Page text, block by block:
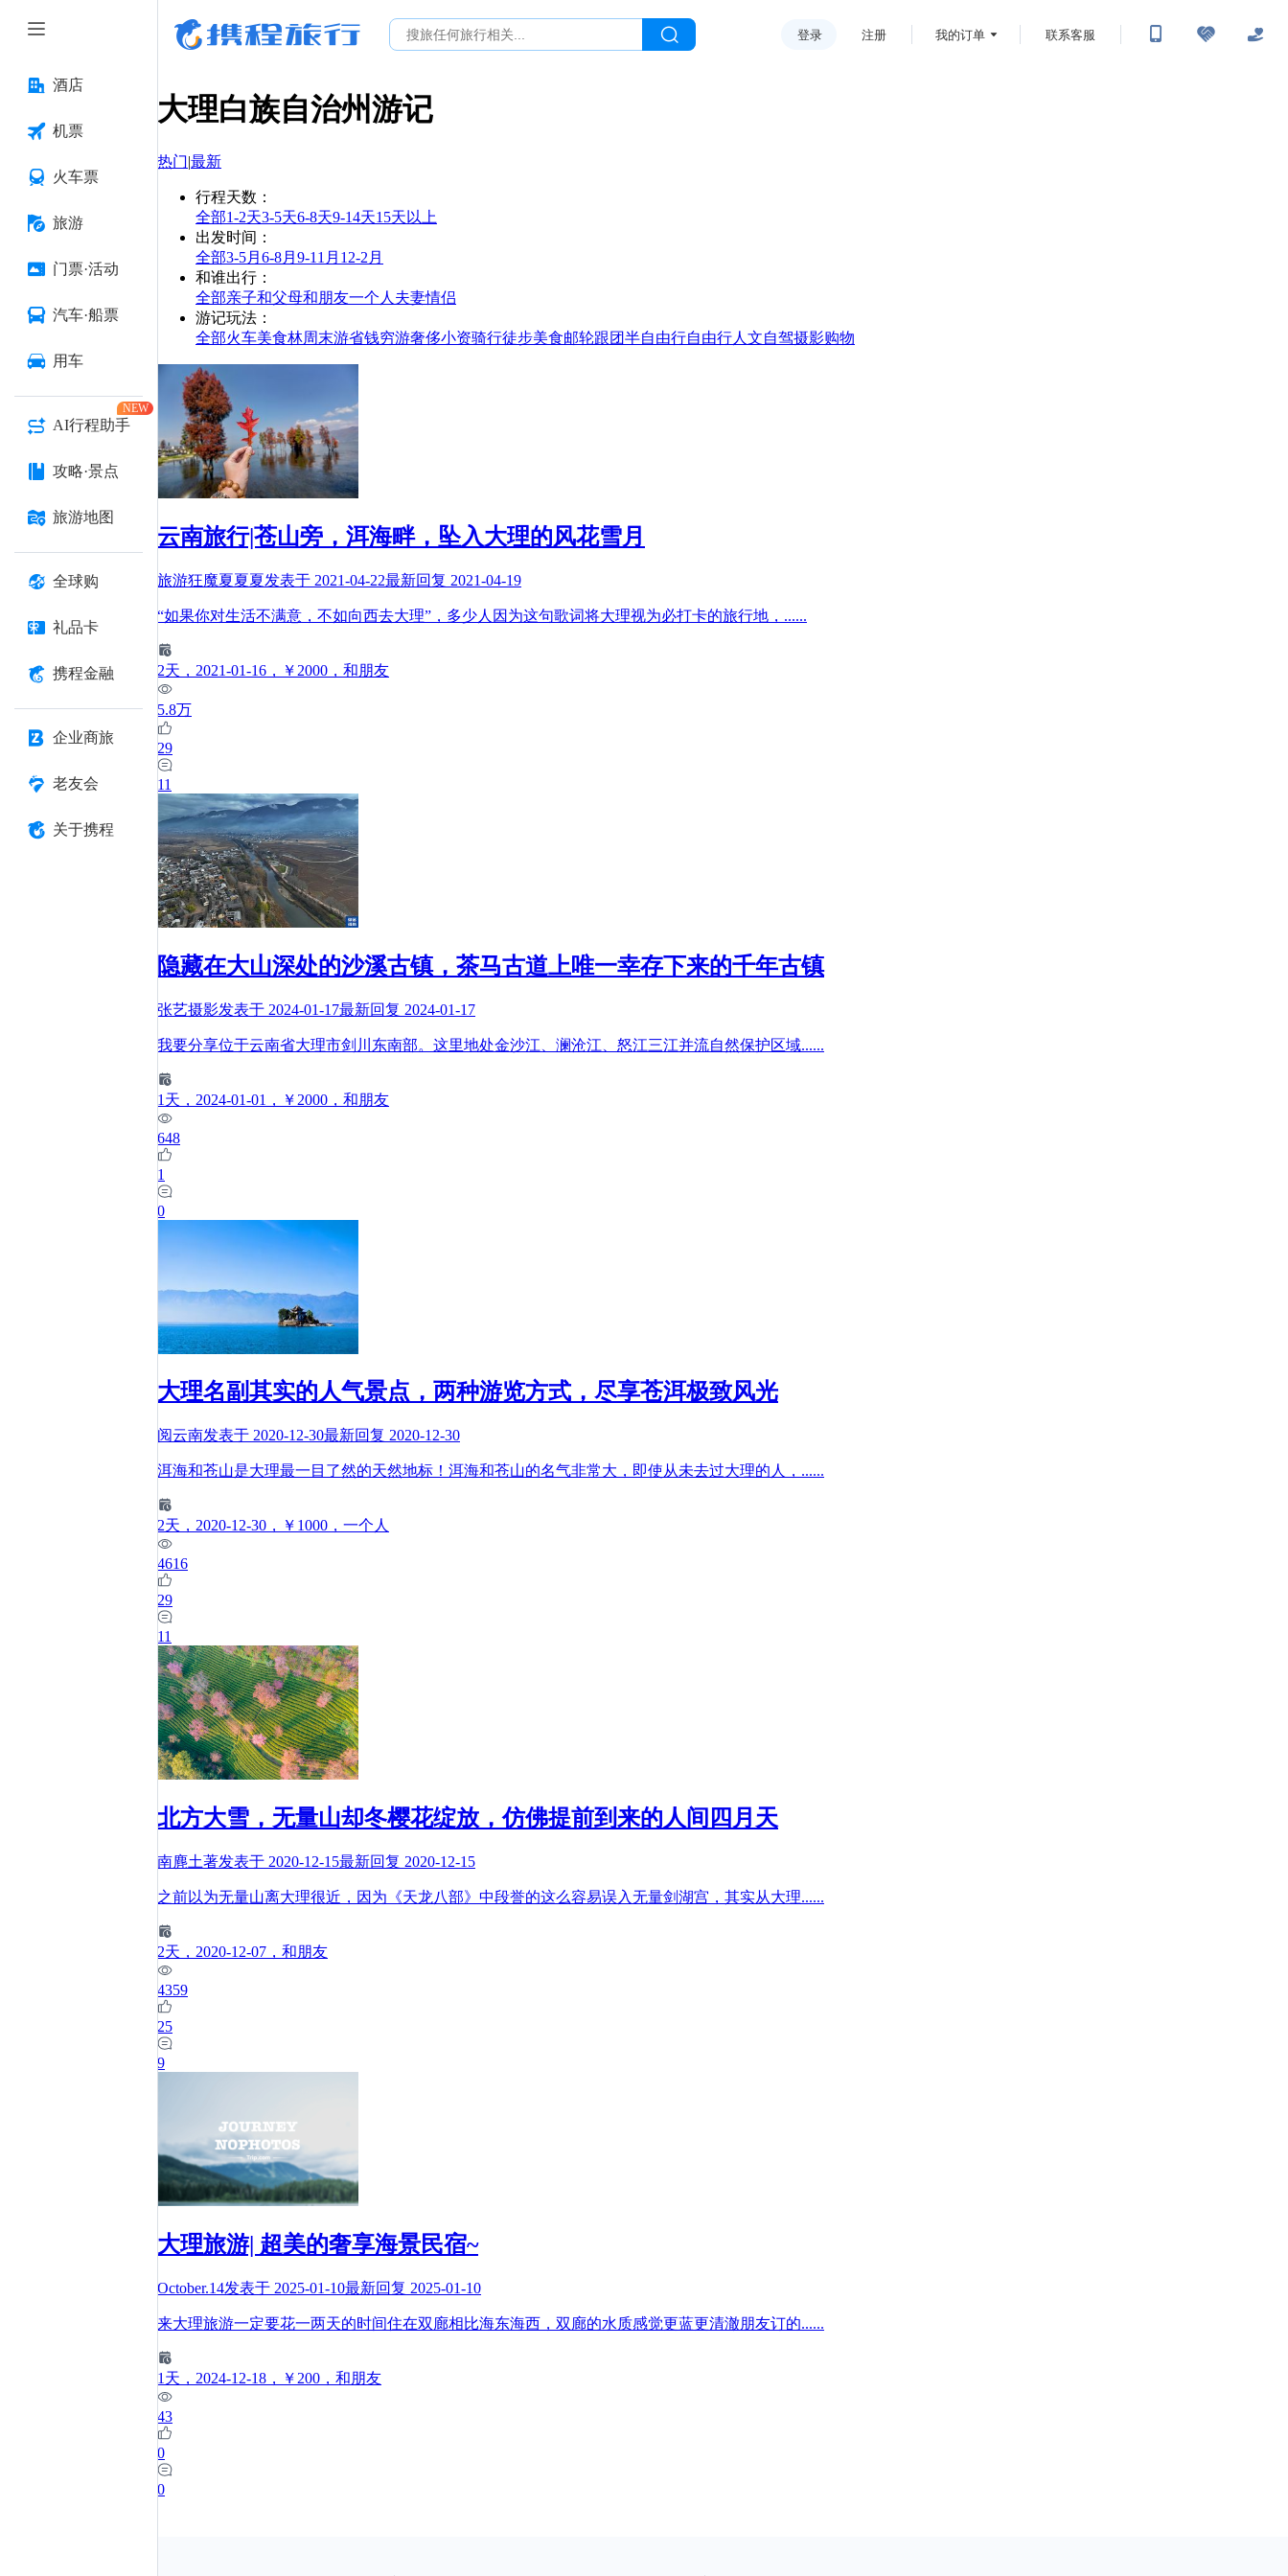
酒店
机票
火车票
旅游
门票·活动
汽车·船票
用车
AI行程助手
NEW
攻略·景点
旅游地图
全球购
礼品卡
携程金融
企业商旅
老友会
关于携程
登录 注册 我的订单 联系客服
大理白族自治州游记
热门|最新
行程天数 ：
全部1-2天3-5天6-8天9-14天15天以上
出发时间 ：
全部3-5月 6-8月 9-11月 12-2月
和谁出行 ：
全部亲子和父母和朋友一个人 夫妻情侣
游记玩法 ：
全部火车美食林周末游省钱穷游奢侈小资骑行徒步美食邮轮跟团半自由行自由行人文自驾摄影购物
云南旅行|苍山旁，洱海畔，坠入大理的风花雪月
旅游狂魔夏夏夏发表于 2021-04-22最新回复 2021-04-19
“如果你对生活不满意，不如向西去大理”，多少人因为这句歌词将大理视为必打卡的旅行地， ......
2天 ，2021-01-16 ，￥2000 ，和朋友
5.8万
29
11
隐藏在大山深处的沙溪古镇，茶马古道上唯一幸存下来的千年古镇
张艺摄影发表于 2024-01-17最新回复 2024-01-17
我要分享位于云南省大理市剑川东南部。这里地处金沙江、澜沧江、怒江三江并流自然保护区域......
1 天 ，2024-01-01 ，￥2000 ，和朋友
648
1
0
大理名副其实的人气景点，两种游览方式，尽享苍洱极致风光
阅云南发表于 2020-12-30最新回复 2020-12-30
洱海和苍山是大理最一目了然的天然地标！洱海和苍山的名气非常大，即使从未去过大理的人， ......
2天 ，2020-12-30 ，￥1000 ，一个人
4616
29
11
北方大雪，无量山却冬樱花绽放，仿佛提前到来的人间四月天
南麂土著发表于 2020-12-15最新回复 2020-12-15
之前以为无量山离大理很近，因为《天龙八部》中段誉的这么容易误入无量剑湖宫，其实从大理......
2天 ，2020-12-07 ，和朋友
4359
25
9
大理旅游| 超美的奢享海景民宿~
October.14发表于 2025-01-10最新回复 2025-01-10
来大理旅游一定要花一两天的时间住在双廊相比海东海西，双廊的水质感觉更蓝更清澈朋友订的......
1 天 ，2024-12-18 ，￥200 ，和朋友
43
0
0